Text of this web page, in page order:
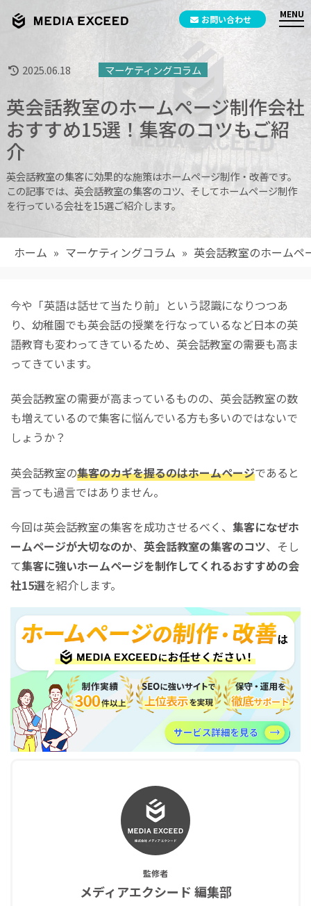
お問い合わせ
2025.06.18 マーケティングコラム
英会話教室のホームページ制作会社
おすすめ15選！集客のコツもご紹
介
英会話教室の集客に効果的な施策はホームページ制作・改善です。
この記事では、英会話教室の集客のコツ、そしてホームページ制作
を行っている会社を15選ご紹介します。
ホーム » マーケティングコラム » 英会話教室のホームペ
今や「英語は話せて当たり前」という認識になりつつあ
り、幼稚園でも英会話の授業を行なっているなど日本の英
語教育も変わってきているため、英会話教室の需要も高ま
ってきています。
英会話教室の需要が高まっているものの、英会話教室の数
も増えているので集客に悩んでいる方も多いのではないで
しょうか？
英会話教室の集客のカギを握るのはホームページであると
言っても過言ではありません。
今回は英会話教室の集客を成功させるべく、 集客になぜホ
ームページが大切なのか、 英会話教室の集客のコツ、そし
て集客に強いホームページを制作してくれるおすすめの会
社15選を紹介します。
監修者
メディアエクシード 編集部